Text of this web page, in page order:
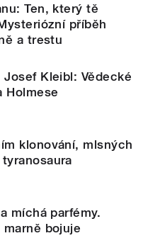
Ten, který tě
příběh
a trestu
Josef Kleibl: Vědecké
Holmese
klonování, mlsných
míchá parfémy.
bojuje